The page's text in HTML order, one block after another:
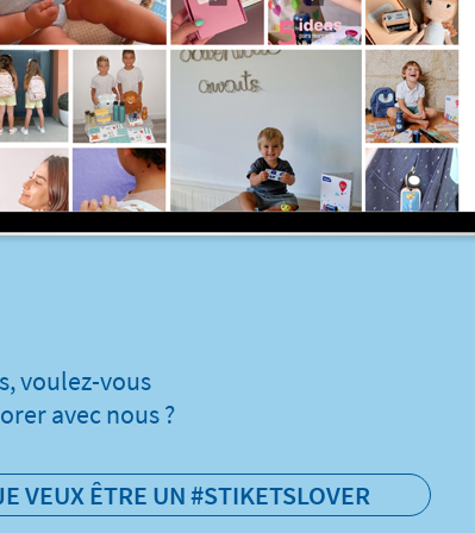
voulez-vous
avec nous ?
VEUX ÊTRE UN #STIKETSLOVER